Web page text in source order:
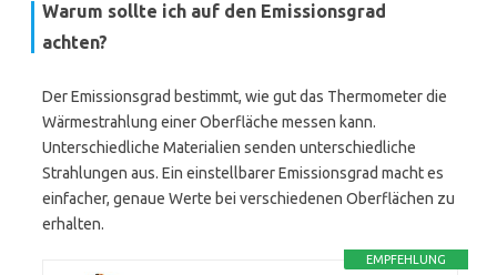
Warum sollte ich auf den Emissionsgrad
achten?
Der Emissionsgrad bestimmt, wie gut das Thermometer die
Wärmestrahlung einer Oberfläche messen kann.
Unterschiedliche Materialien senden unterschiedliche
Strahlungen aus. Ein einstellbarer Emissionsgrad macht es
einfacher, genaue Werte bei verschiedenen Oberflächen zu
erhalten.
EMPFEHLUNG